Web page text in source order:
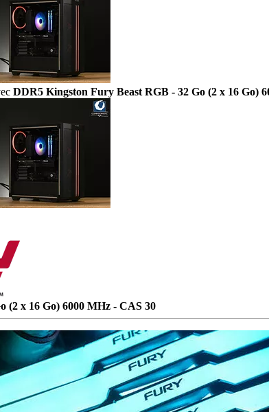
DDR5 Kingston Fury Beast RGB - 32 Go (2 x 16 Go)
(2 x 16 Go) 6000 MHz - CAS 30